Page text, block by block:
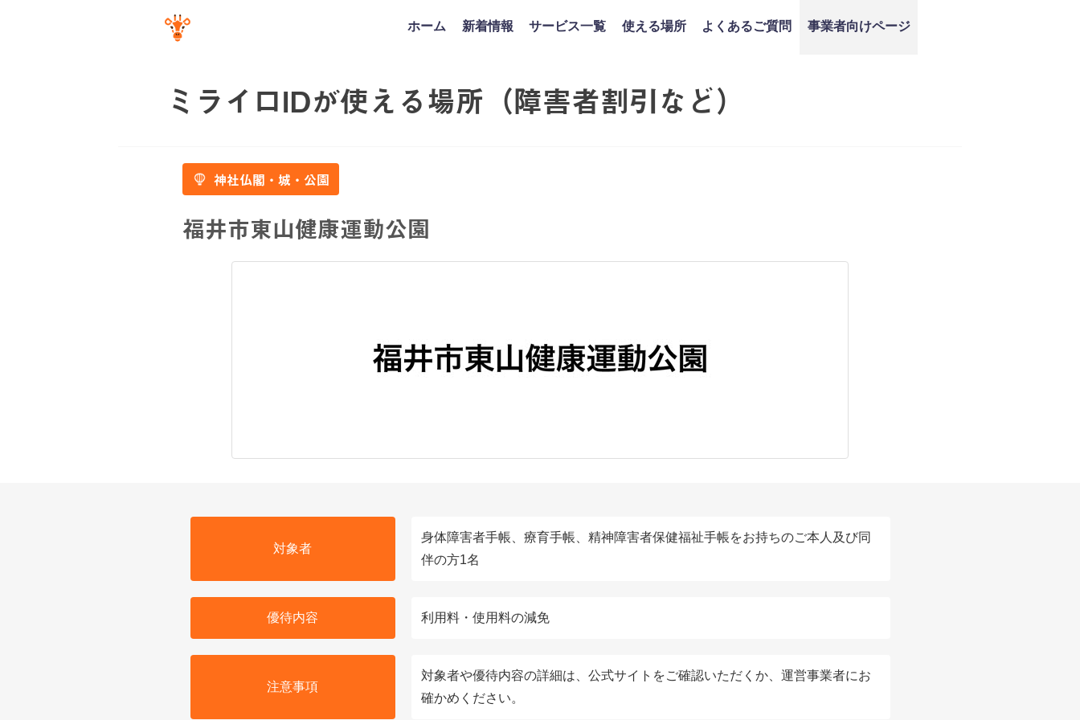
ホーム 新着情報 サービス一覧 使える場所 よくあるご質問 事業者向けページ
ミライロIDが使える場所（障害者割引など）
神社仏閣・城・公園
福井市東山健康運動公園
対象者
身体障害者手帳、療育手帳、精神障害者保健福祉手帳をお持ちのご本人及び同
伴の方1名
優待内容 利用料・使用料の減免
注意事項
対象者や優待内容の詳細は、公式サイトをご確認いただくか、運営事業者にお
確かめください。